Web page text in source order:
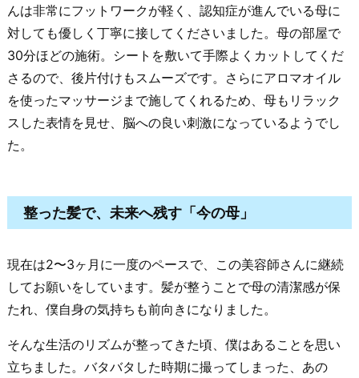
んは非常にフットワークが軽く、認知症が進んでいる母に
対しても優しく丁寧に接してくださいました。母の部屋で
30分ほどの施術。シートを敷いて手際よくカットしてくだ
さるので、後片付けもスムーズです。さらにアロマオイル
を使ったマッサージまで施してくれるため、母もリラック
スした表情を見せ、脳への良い刺激になっているようでし
た。
整った髪で、未来へ残す「今の母」
現在は2〜3ヶ月に一度のペースで、この美容師さんに継続
してお願いをしています。髪が整うことで母の清潔感が保
たれ、僕自身の気持ちも前向きになりました。
そんな生活のリズムが整ってきた頃、僕はあることを思い
立ちました。バタバタした時期に撮ってしまった、あの